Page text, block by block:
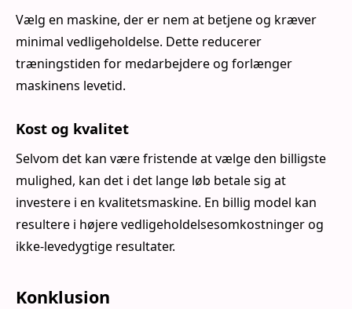
Vælg en maskine, der er nem at betjene og kræver
minimal vedligeholdelse. Dette reducerer
træningstiden for medarbejdere og forlænger
maskinens levetid.
Kost og kvalitet
Selvom det kan være fristende at vælge den billigste
mulighed, kan det i det lange løb betale sig at
investere i en kvalitetsmaskine. En billig model kan
resultere i højere vedligeholdelsesomkostninger og
ikke-levedygtige resultater.
Konklusion